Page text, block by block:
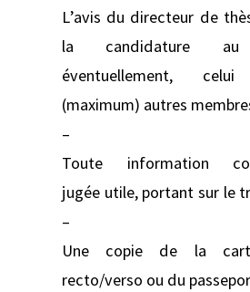
L’avis du directeur de
la candidature
éventuellement,
(maximum) autres
–
Toute information
jugée utile, portant sur le
–
Une copie de la
recto/verso ou du